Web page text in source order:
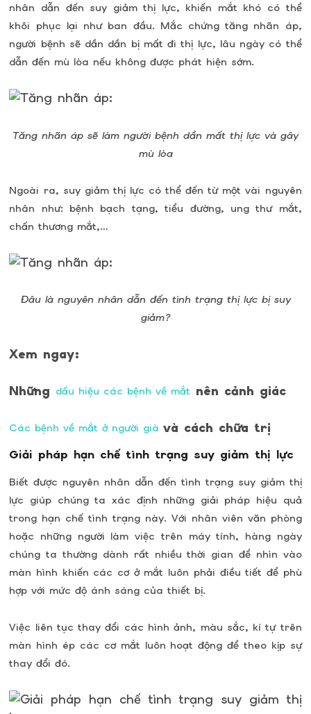
nhân dẫn đến suy giảm thị lực, khiến mắt khó có thể
khôi phục lại như ban đầu. Mắc chứng tăng nhãn áp,
người bệnh sẽ dần dần bị mất đi thị lực, lâu ngày có thể
dẫn đến mù lòa nếu không được phát hiện sớm.
Tăng nhãn áp sẽ làm người bệnh dần mất thị lực và gây
mù lòa
Ngoài ra, suy giảm thị lực có thể đến từ một vài nguyên
nhân như: bệnh bạch tạng, tiểu đường, ung thư mắt,
chấn thương mắt,…
Đâu là nguyên nhân dẫn đến tình trạng thị lực bị suy
giảm?
Xem ngay:
Những dấu hiệu các bệnh về mắt nên cảnh giác
Các bệnh về mắt ở người già và cách chữa trị
Giải pháp hạn chế tình trạng suy giảm thị lực
Biết được nguyên nhân dẫn đến tình trạng suy giảm thị
lực giúp chúng ta xác định những giải pháp hiệu quả
trong hạn chế tình trạng này. Với nhân viên văn phòng
hoặc những người làm việc trên máy tính, hàng ngày
chúng ta thường dành rất nhiều thời gian để nhìn vào
màn hình khiến các cơ ở mắt luôn phải điều tiết để phù
hợp với mức độ ánh sáng của thiết bị.
Việc liên tục thay đổi các hình ảnh, màu sắc, kí tự trên
màn hình ép các cơ mắt luôn hoạt động để theo kịp sự
thay đổi đó.